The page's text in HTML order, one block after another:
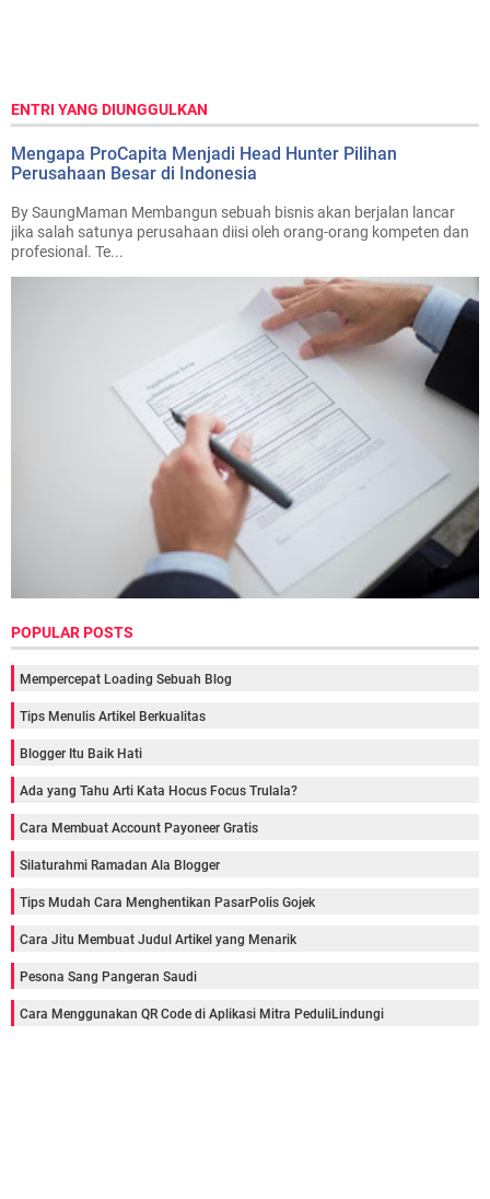
ENTRI YANG DIUNGGULKAN
Mengapa ProCapita Menjadi Head Hunter Pilihan
Perusahaan Besar di Indonesia
By SaungMaman Membangun sebuah bisnis akan berjalan lancar
jika salah satunya perusahaan diisi oleh orang-orang kompeten dan
profesional. Te...
POPULAR POSTS
Mempercepat Loading Sebuah Blog
Tips Menulis Artikel Berkualitas
Blogger Itu Baik Hati
Ada yang Tahu Arti Kata Hocus Focus Trulala?
Cara Membuat Account Payoneer Gratis
Silaturahmi Ramadan Ala Blogger
Tips Mudah Cara Menghentikan PasarPolis Gojek
Cara Jitu Membuat Judul Artikel yang Menarik
Pesona Sang Pangeran Saudi
Cara Menggunakan QR Code di Aplikasi Mitra PeduliLindungi